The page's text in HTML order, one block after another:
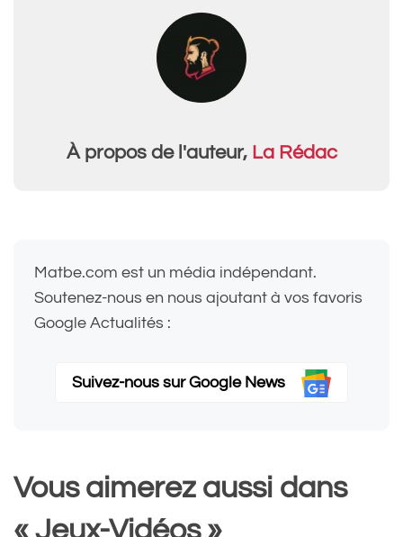
À propos de l'auteur, La Rédac
Matbe.com est un média indépendant.
Soutenez-nous en nous ajoutant à vos favoris
Google Actualités :
Suivez-nous sur Google News
Vous aimerez aussi dans
« Jeux-Vidéos »